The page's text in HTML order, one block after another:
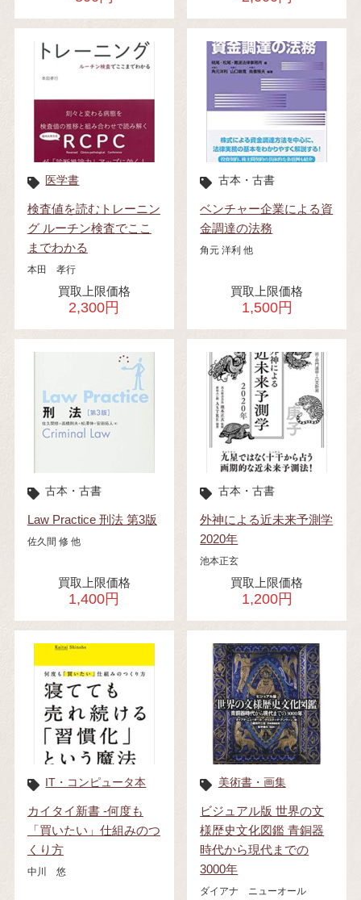
医学書
検査値を読むトレーニン
グ ルーチン検査でここ
までわかる
本田 孝行
買取上限価格
2,300円
古本・古書
ベンチャー企業による資
金調達の法務
角元 洋利 他
買取上限価格
1,500円
古本・古書
Law Practice 刑法 第3版
佐久間 修 他
買取上限価格
1,400円
古本・古書
外神による近未来予測学
2020年
池本正玄
買取上限価格
1,200円
IT・コンピュータ本
カイタイ新書 -何度も
「買いたい」仕組みのつ
くり方
中川 悠
美術書・画集
ビジュアル版 世界の文
様歴史文化図鑑 青銅器
時代から現代までの
3000年
ダイアナ ニューオール